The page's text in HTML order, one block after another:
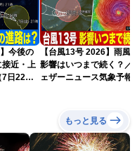
今後の
近・上
7日22時
【台風13号 2026】雨風
影響はいつまで続く？／
ェザーニュース気象予報
もっと見る